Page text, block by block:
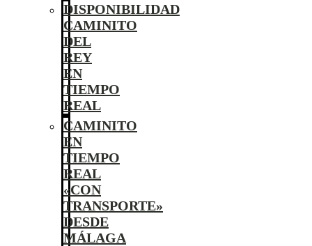
DISPONIBILIDAD
CAMINITO
DEL
REY
EN
TIEMPO
REAL
CAMINITO
EN
TIEMPO
REAL
«CON
TRANSPORTE»
DESDE
MÁLAGA